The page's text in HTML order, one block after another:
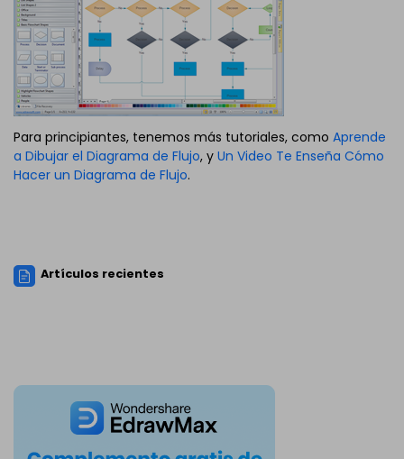
Para principiantes, tenemos más tutoriales, como Aprende
a Dibujar el Diagrama de Flujo, y Un Video Te Enseña Cómo
Hacer un Diagrama de Flujo.
Artículos recientes